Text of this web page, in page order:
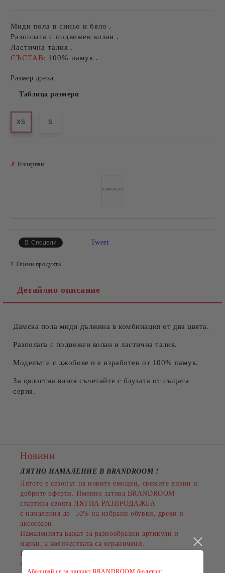
Миди пола в синьо и бяло .
Разполага с подвижен колан .
Ластична талия .
СЪСТАВ: 100% памук .
Размер дреха:
Таблица размери
XS S
✗ Изчерпан
Сподели Tweet
Оцени продукта
Детайлно описание
Дамска пола миди дължина в комбинация от два цвята.
Разполага с подвижен колан и ластична талия.
Моделът е с джобове и е изработен от 100% памук.
За цялостна визия съчетайте с блузата от същата
серия.
Новини
ЛЯТНО НАМАЛЕНИЕ В BRANDROOM !
Лятото е сезонът на новите емоции, свежите визии и
добрите оферти. Именно затова BRANDROOM
стартира своята ЛЯТНА РАЗПРОДАЖБА
с намаления до -50% на избрани обувки, дрехи и
аксесоари.
Намаленията важат за разнообразни артикули и
марки, а количествата са ограничени.
Пазарувайте сега и подарете на лятото си повече
стил на по-добра цена!
Абонирай се за нашият BRANDROOM бюлетин: